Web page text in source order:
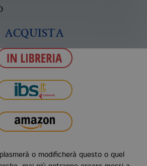
ACQUISTA
o modificherà questo o quel